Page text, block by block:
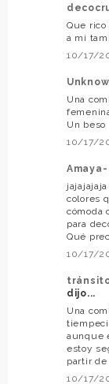
Que
a mi
10/17/
Una
Un beso
10/17/
colores
cómoda
para
Qué
10/17/
dijo...
Una
aunque
estoy
partir de
10/17/